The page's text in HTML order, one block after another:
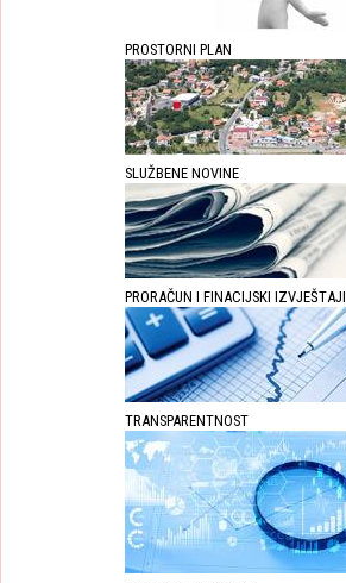
PROSTORNI PLAN
SLUŽBENE NOVINE
PRORAČUN I FINACIJSKI IZVJEŠTAJI
TRANSPARENTNOST